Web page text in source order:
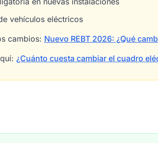
vehículos eléctricos
cambios: Nuevo REBT 2026: ¿Qué
¿Cuánto cuesta cambiar el cuadro